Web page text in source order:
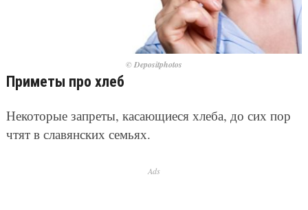
© Depositphotos
Приметы про хлеб
Некоторые запреты, касающиеся хлеба, до сих пор
чтят в славянских семьях.
Ads